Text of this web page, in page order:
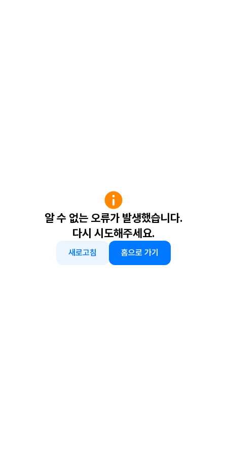
알 수 없는 오류가 발생했습니다.
다시 시도해주세요.
새로고침 홈으로 가기